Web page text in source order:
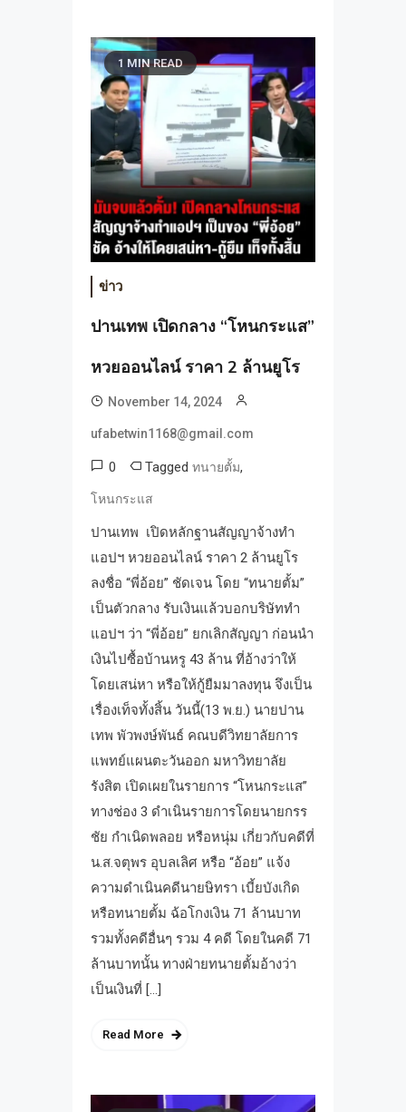
1 MIN READ
ข่าว
ปานเทพ เปิดกลาง “โหนกระแส”
หวยออนไลน์ ราคา 2 ล้านยูโร
November 14, 2024
ufabetwin1168@gmail.com
0 Tagged ทนายตั้ม,
โหนกระแส
ปานเทพ เปิดหลักฐานสัญญาจ้างทำ
แอปฯ หวยออนไลน์ ราคา 2 ล้านยูโร
ลงชื่อ “พี่อ้อย” ชัดเจน โดย “ทนายตั้ม”
เป็นตัวกลาง รับเงินแล้วบอกบริษัททำ
แอปฯ ว่า “พี่อ้อย” ยกเลิกสัญญา ก่อนนำ
เงินไปซื้อบ้านหรู 43 ล้าน ที่อ้างว่าให้
โดยเสน่หา หรือให้กู้ยืมมาลงทุน จึงเป็น
เรื่องเท็จทั้งสิ้น วันนี้(13 พ.ย.) นายปาน
เทพ พัวพงษ์พันธ์ คณบดีวิทยาลัยการ
แพทย์แผนตะวันออก มหาวิทยาลัย
รังสิต เปิดเผยในรายการ “โหนกระแส”
ทางช่อง 3 ดำเนินรายการโดยนายกรร
ชัย กำเนิดพลอย หรือหนุ่ม เกี่ยวกับคดีที่
น.ส.จตุพร อุบลเลิศ หรือ “อ้อย” แจ้ง
ความดำเนินคดีนายษิทรา เบี้ยบังเกิด
หรือทนายตั้ม ฉ้อโกงเงิน 71 ล้านบาท
รวมทั้งคดีอื่นๆ รวม 4 คดี โดยในคดี 71
ล้านบาทนั้น ทางฝ่ายทนายตั้มอ้างว่า
เป็นเงินที่ […]
Read More